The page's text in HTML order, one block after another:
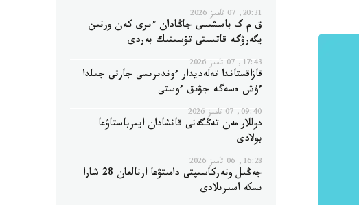
20:31, 07 تامىز 2026
ق م گ باسشىسى جاڭادان ءىرى كەن ورنىن
يگەرۋگە قاتىستى تۇسىنىك بەردى
17:43, 07 تامىز 2026
قازاقستاندا تەلەديدار ءوندىرىسى جارتى جىلدا
ءۇش ەسەگە جۋىق ءوستى
09:40, 07 تامىز 2026
دوللار مەن تەڭگەنى قانشادان ايىرباستاۋعا
بولادى
16:28, 06 تامىز 2026
جەڭىل ونەركاسىپتى دامىتۋعا ارنالعان 28 شارا
ىسكە اسىرىلادى